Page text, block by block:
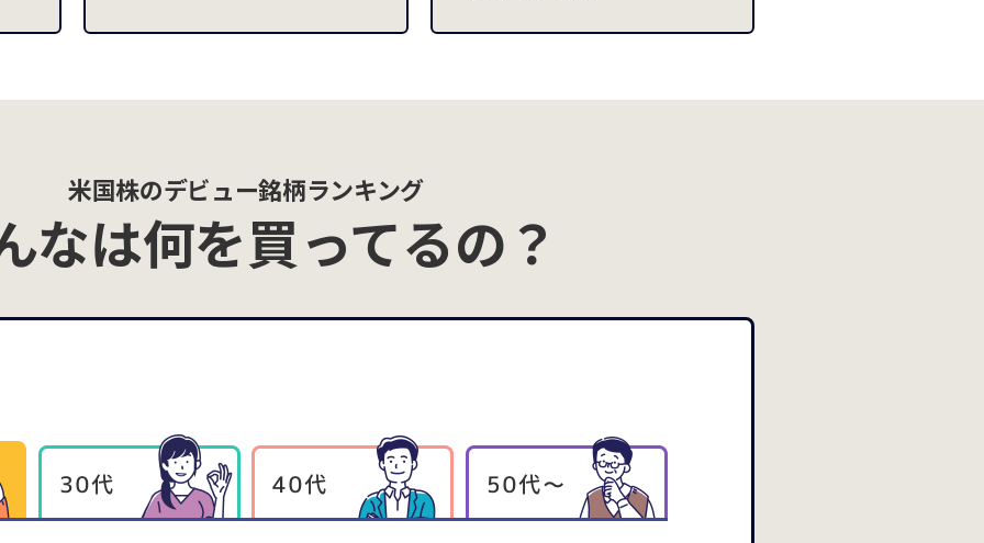
米国株のデビュー銘柄ランキング
なは何を買ってるの？